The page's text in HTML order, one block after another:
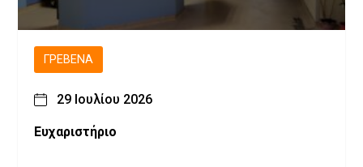
ΓΡΕΒΕΝΆ
29 Ιουλίου 2026
Ευχαριστήριο